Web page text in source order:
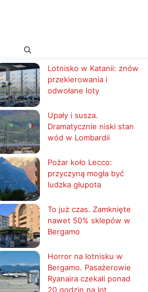
Lotnisko w Katanii: znów
przekierowania i
odwołane loty
Upały i susza.
Dramatycznie niski stan
wód w Lombardii
Pożar koło Lecco:
przyczyną mogła być
ludzka głupota
To już czas. Zamknięte
nawet 50% sklepów w
Bergamo
Horror na lotnisku w
Bergamo. Pasażerowie
Ryanaira czekali ponad
20 godzin na lot